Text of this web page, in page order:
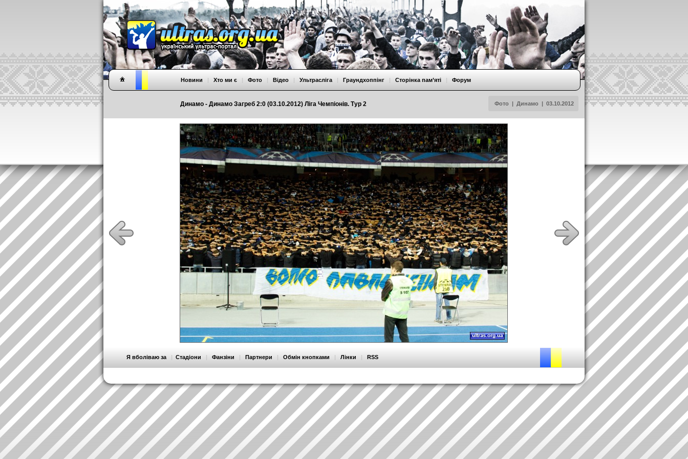
Динамо - Динамо Загреб 2:0 (03.10.2012) Ліга Чемпіонів. Тур 2 Фото | Динамо | 03.10.2012
Новини | Хто ми є | Фото | Відео | Ультрасліга | Граундхоппінг | Сторінка пам’яті | Форум
Я вболіваю за | Стадіони | Фанзіни | Партнери | Обмін кнопками | Лінки | RSS